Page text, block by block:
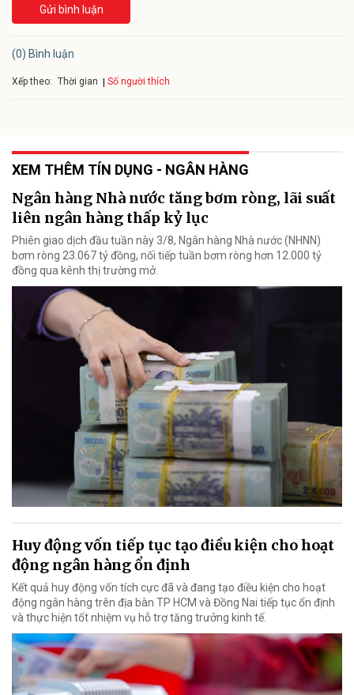
Gửi bình luận
(0) Bình luận
Xếp theo: Thời gian Số người thích
XEM THÊM TÍN DỤNG - NGÂN HÀNG
Ngân hàng Nhà nước tăng bơm ròng, lãi suất
liên ngân hàng thấp kỷ lục
Phiên giao dịch đầu tuần này 3/8, Ngân hàng Nhà nước (NHNN)
bơm ròng 23.067 tỷ đồng, nối tiếp tuần bơm ròng hơn 12.000 tỷ
đồng qua kênh thị trường mở.
Huy động vốn tiếp tục tạo điều kiện cho hoạt
động ngân hàng ổn định
Kết quả huy động vốn tích cực đã và đang tạo điều kiện cho hoạt
động ngân hàng trên địa bàn TP HCM và Đồng Nai tiếp tục ổn định
và thực hiện tốt nhiệm vụ hỗ trợ tăng trưởng kinh tế.